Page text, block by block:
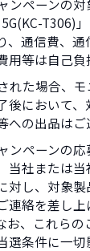
ンペーンの
T306)
、通信費、
用等は自己負
れた場合、
後において
への出品はご
ンペーンの
当社または
対し、対象
連絡を差し
お、これら
選条件に一切